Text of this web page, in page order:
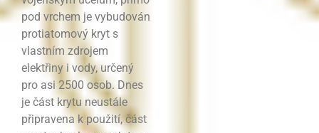
pod vrchem je vybudován
protiatomový kryt s
vlastním zdrojem
elektřiny i vody, určený
pro asi 2500 osob. Dnes
je část krytu neustále
připravena k použití, část